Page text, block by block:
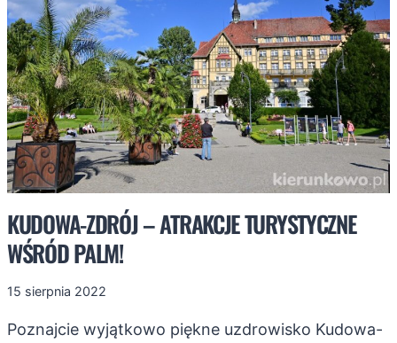
JEGO
ATRAKCJE!
KUDOWA-ZDRÓJ – ATRAKCJE TURYSTYCZNE
WŚRÓD PALM!
15 sierpnia 2022
Poznajcie wyjątkowo piękne uzdrowisko Kudowa-